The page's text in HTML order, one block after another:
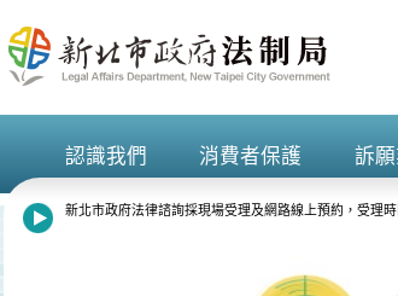
認識我們
消費者保護
訴
新北市政府法律諮詢採現場受理及網路線上預約，受理